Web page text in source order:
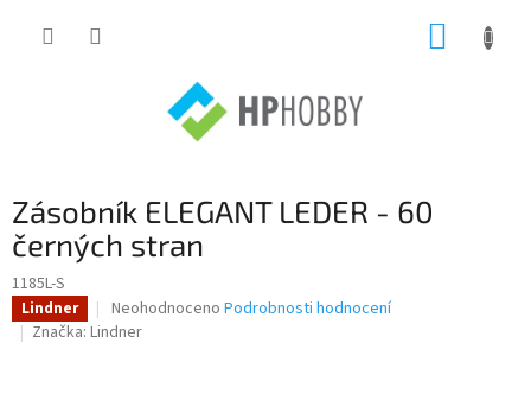
Zásobník ELEGANT LEDER - 60
černých stran
1185L-S
Lindner
Průměrné
hodnocení
Neohodnoceno Podrobnosti hodnocení
Značka: Lindner